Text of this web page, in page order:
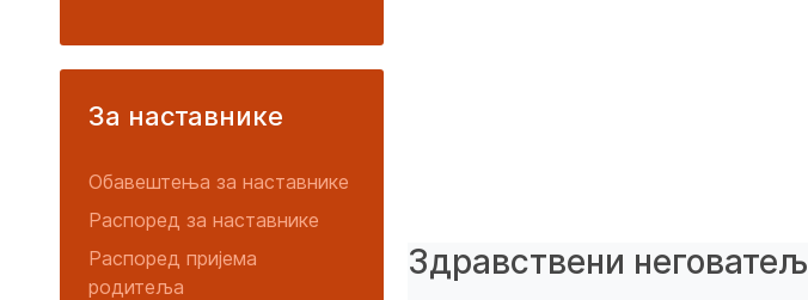
За наставнике
Обавештења за наставнике
Распоред за наставнике
Распоред пријема
родитеља
Здравствени неговатељ